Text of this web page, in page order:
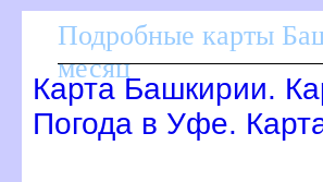
Подробные карты
месяц
Карта Башкирии.
Погода в Уфе.